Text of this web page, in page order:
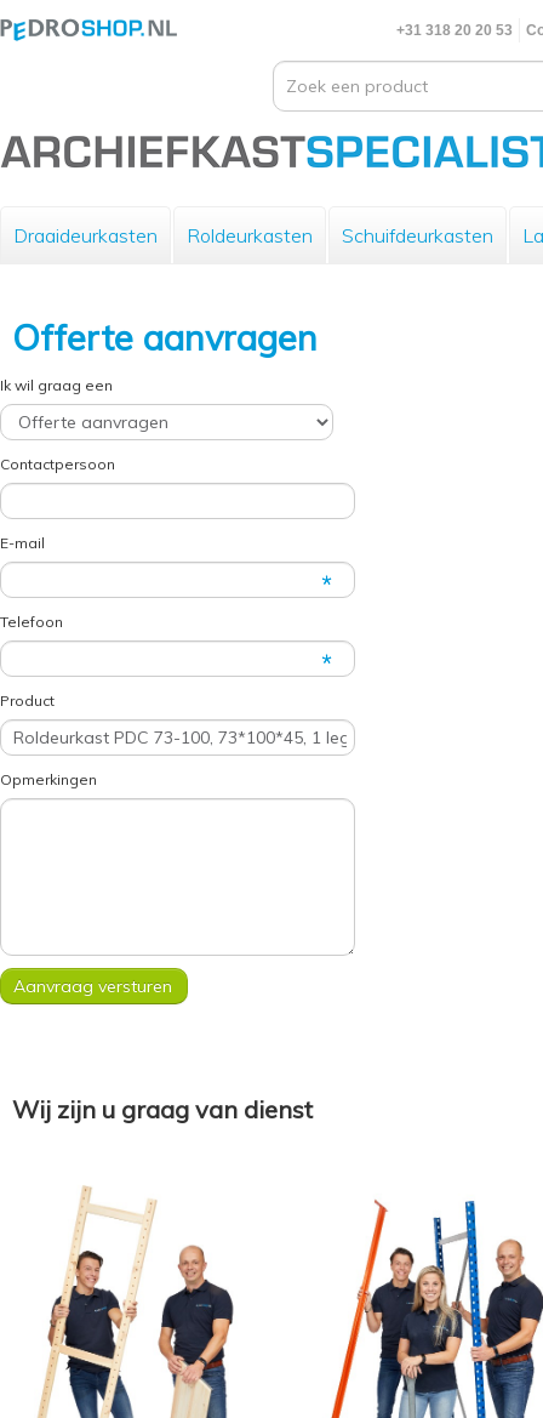
+31 318 20 20 53
Draaideurkasten Roldeurkasten Schuifdeurkasten
Offerte aanvragen
Ik wil graag een
Contactpersoon
E-mail
Telefoon
Product
Opmerkingen
Wij zijn u graag van dienst